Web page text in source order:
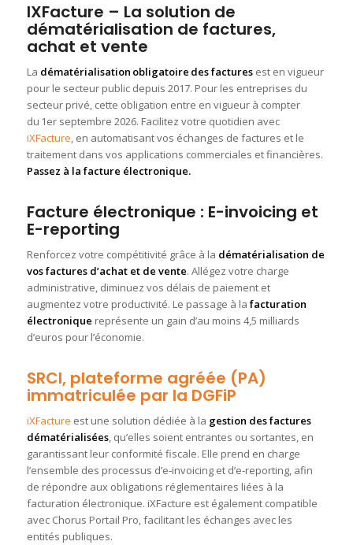
IXFacture – La solution de
dématérialisation de factures,
achat et vente
La dématérialisation obligatoire des factures est en vigueur
pour le secteur public depuis 2017. Pour les entreprises du
secteur privé, cette obligation entre en vigueur à compter
du 1er septembre 2026. Facilitez votre quotidien avec
iXFacture, en automatisant vos échanges de factures etle
traitement dans vos applications commerciales et financières.
Passez à la facture électronique.
Facture électronique : E-invoicing et
E-reporting
Renforcez votre compétitivité grâce à la dématérialisation de
vos factures d’achat et de vente. Allégez votre charge
administrative, diminuez vos délais de paiement et
augmentez votre productivité. Le passage à la facturation
électronique représente un gain d’au moins 4,5 milliards
d’euros pour l’économie.
SRCI, plateforme agréée (PA)
immatriculée par la DGFiP
iXFacture est une solution dédiée à la gestion des factures
dématérialisées, qu’elles soient entrantes ou sortantes, en
garantissant leur conformité fiscale. Elle prend en charge
l’ensemble des processus d’e‑invoicing et d’e‑reporting, afin
de répondre aux obligations réglementaires liées à la
facturation électronique. iXFacture est également compatible
avec Chorus Portail Pro, facilitant les échanges avec les
entités publiques.